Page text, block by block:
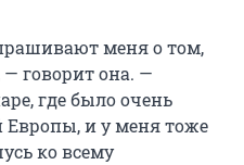
меня о том,
— говорит она. —
где было очень
Европы, и у меня тоже
ко всему